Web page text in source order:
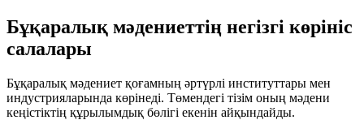
Бұқаралық мәдениеттің негізгі көрініс
салалары
Бұқаралық мәдениет қоғамның әртүрлі институттары мен
индустрияларында көрінеді. Төмендегі тізім оның мәдени
кеңістіктің құрылымдық бөлігі екенін айқындайды.